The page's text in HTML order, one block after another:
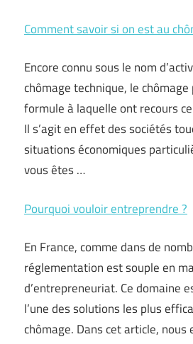
Comment savoir si on est au
Encore connu sous le nom
chômage technique, le
formule à laquelle ont recours
Il s’agit en effet des sociétés
situations économiques
vous êtes …
Pourquoi vouloir entreprendre ?
En France, comme dans de
réglementation est souple en
d’entrepreneuriat. Ce domaine
l’une des solutions les plus
chômage. Dans cet article, nous